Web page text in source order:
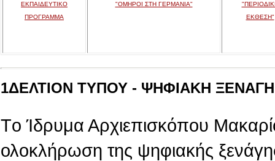
ΕΚΠΑΙΔΕΥΤΙΚΟ
ΠΡΟΓΡΑΜΜΑ
"ΟΜΗΡΟΙ ΣΤΗ ΓΕΡΜΑΝΙΑ"
ΕΚΘΕΣΗ"
1ΔΕΛΤΙΟΝ ΤΥΠΟΥ - ΨΗΦΙΑΚΗ
Tο Ίδρυμα Αρχιεπισκόπου
ολοκλήρωση της ψηφιακής